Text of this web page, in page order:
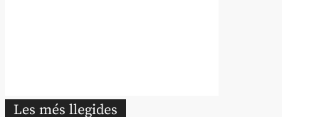
Les més llegides